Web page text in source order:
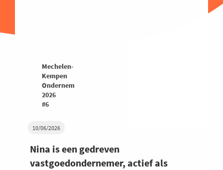
10/06/2026
Nina is een gedreven
vastgoedondernemer, actief als
Mechelen-
Kempen
Ondernemers
2026
#6